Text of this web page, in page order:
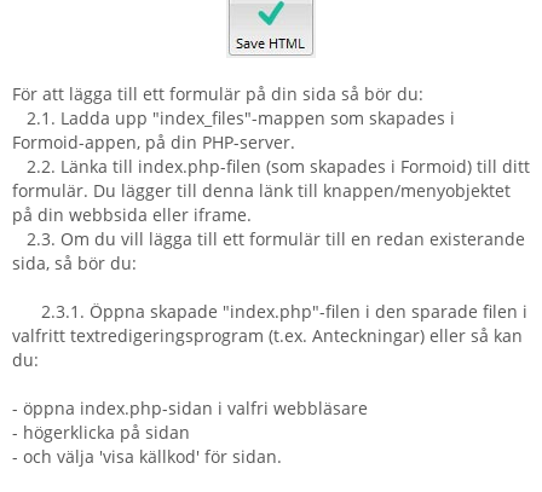
För att lägga till ett formulär på din sida så bör du:
2.1. Ladda upp "index_files"-mappen som skapades i
Formoid-appen, på din PHP-server.
2.2. Länka till index.php-filen (som skapades i Formoid) till ditt
formulär. Du lägger till denna länk till knappen/menyobjektet
på din webbsida eller iframe.
2.3. Om du vill lägga till ett formulär till en redan existerande
sida, så bör du:
2.3.1. Öppna skapade "index.php"-filen i den sparade filen i
valfritt textredigeringsprogram (t.ex. Anteckningar) eller så kan
du:
- öppna index.php-sidan i valfri webbläsare
- högerklicka på sidan
- och välja 'visa källkod' för sidan.